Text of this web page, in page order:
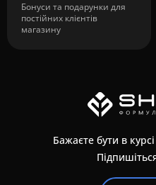
Бонуси та подарунки для
постійних клієнтів
магазину
Бажаєте бути в